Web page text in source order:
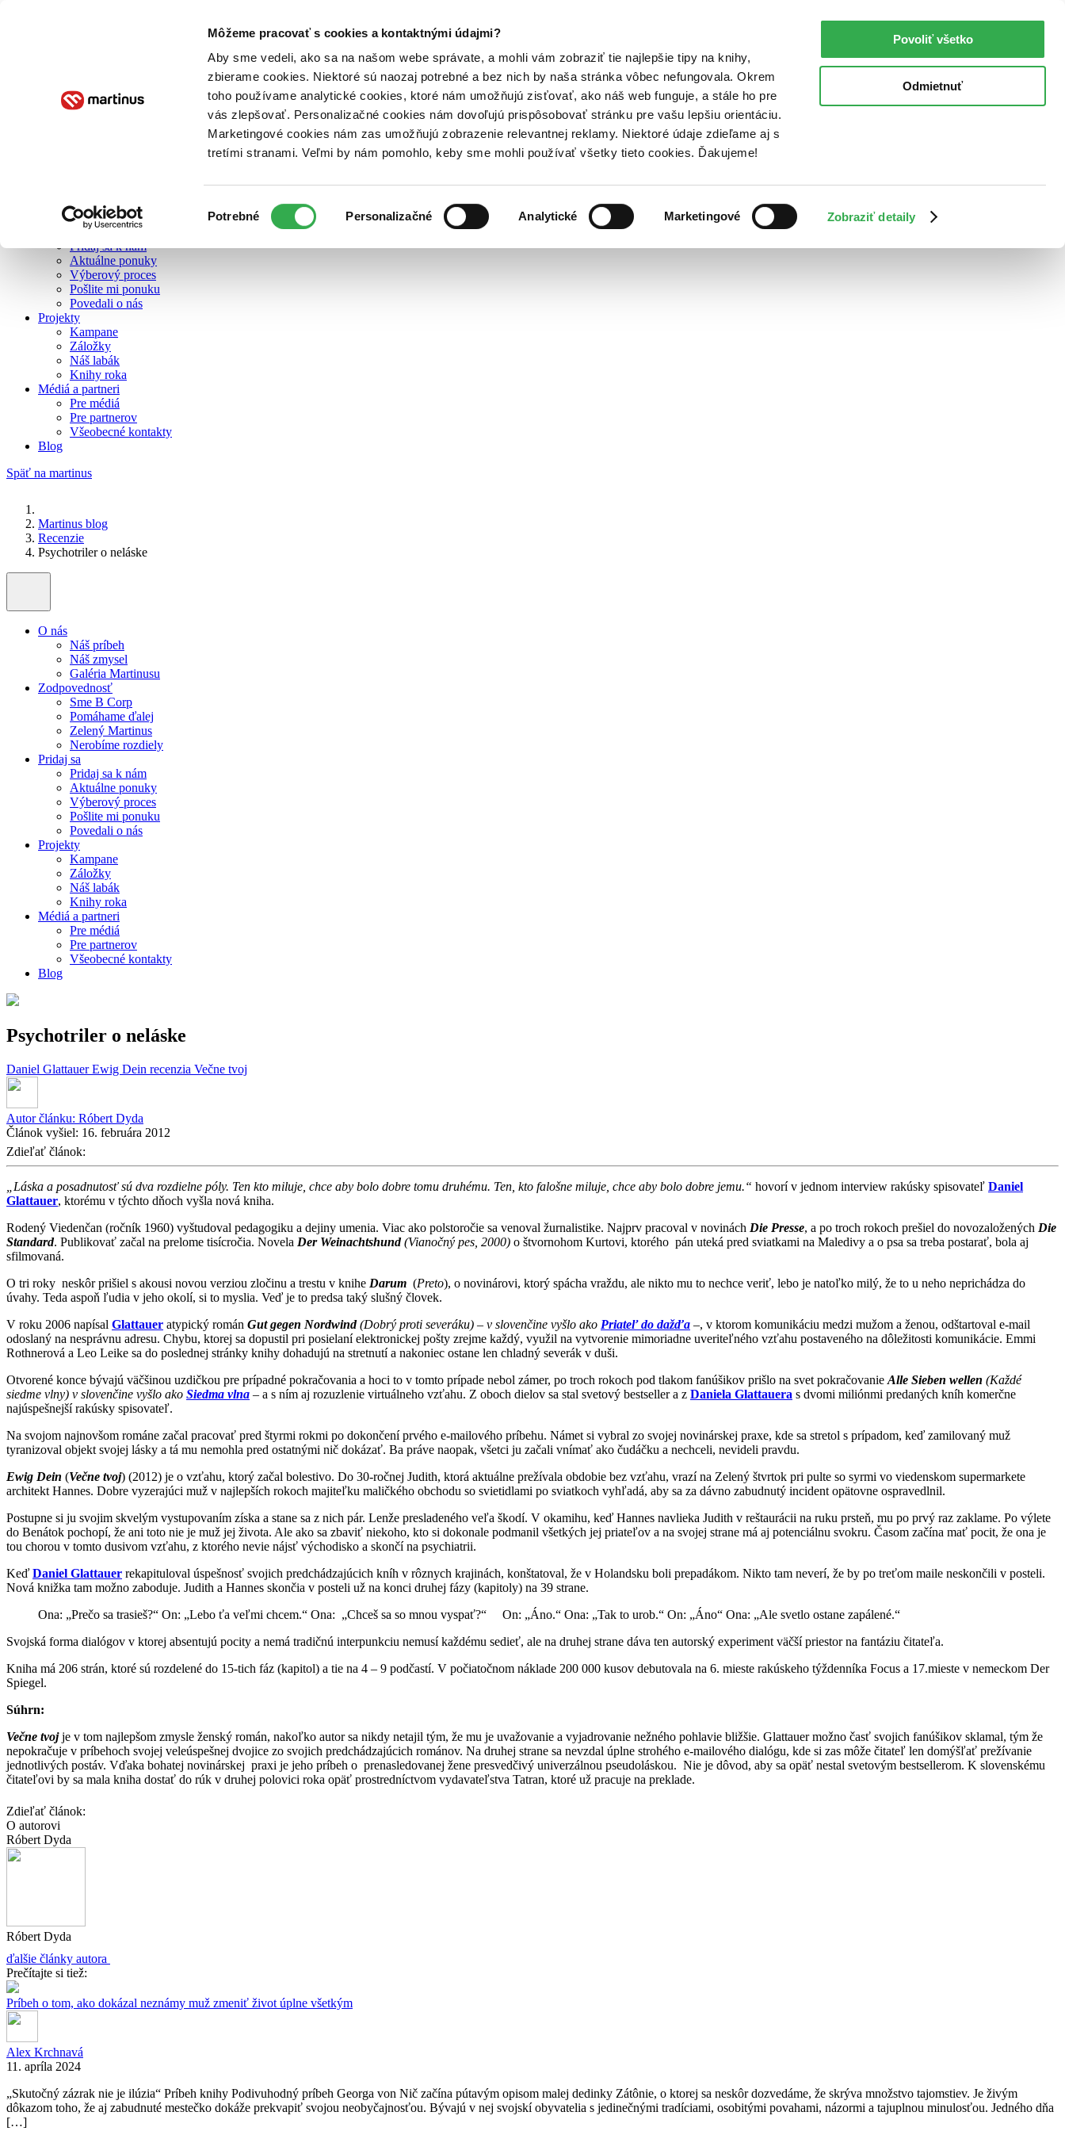
Môžeme pracovať s cookies a kontaktnými údajmi?
Aby sme vedeli, ako sa na našom webe správate, a mohli vám zobraziť tie najlepšie tipy na knihy,
zbierame cookies. Niektoré sú naozaj potrebné a bez nich by naša stránka vôbec nefungovala. Okrem
toho používame analytické cookies, ktoré nám umožňujú zisťovať, ako náš web funguje, a stále ho pre
vás zlepšovať. Personalizačné cookies nám dovoľujú prispôsobovať stránku pre vašu lepšiu orientáciu.
Marketingové cookies nám zas umožňujú zobrazenie relevantnej reklamy. Niektoré údaje zdieľame aj s
tretími stranami. Veľmi by nám pomohlo, keby sme mohli používať všetky tieto cookies. Ďakujeme!
súhlasu
Potrebné Personalizačné Analytické Marketingové Zobraziť detaily
Povoliť všetko
Odmietnuť
O nás
Zelený Martinus
Nerobíme rozdiely
Pridaj sa k nám
Aktuálne ponuky
Výberový proces
Pošlite mi ponuku
Povedali o nás
Projekty
Kampane
Záložky
Náš labák
Knihy roka
Médiá a partneri
Pre médiá
Pre partnerov
Všeobecné kontakty
Blog
Späť na martinus
Martinus blog
Recenzie
Psychotriler o neláske
O nás
Náš príbeh
Náš zmysel
Galéria Martinusu
Zodpovednosť
Sme B Corp
Pomáhame ďalej
Zelený Martinus
Nerobíme rozdiely
Pridaj sa
Pridaj sa k nám
Aktuálne ponuky
Výberový proces
Pošlite mi ponuku
Povedali o nás
Projekty
Kampane
Záložky
Náš labák
Knihy roka
Médiá a partneri
Pre médiá
Pre partnerov
Všeobecné kontakty
Blog
Psychotriler o neláske
Daniel GlattauerEwig Dein recenzia Večne tvoj
Autor článku: Róbert Dyda
Článok vyšiel: 16. februára 2012
Zdieľať článok:
„Láska a posadnutosť sú dva rozdielne póly. Ten kto miluje, chce aby bolo dobre tomu druhému. Ten, kto falošne miluje, chce aby bolo dobre jemu.“ hovorí v jednom interview rakúsky spisovateľ Daniel
Glattauer, ktorému v týchto dňoch vyšla nová kniha.
Rodený Viedenčan (ročník 1960) vyštudoval pedagogiku a dejiny umenia. Viac ako polstoročie sa venoval žurnalistike. Najprv pracoval v novinách Die Presse, a po troch rokoch prešiel do novozaložených Die
Standard. Publikovať začal na prelome tisícročia. Novela Der Weinachtshund(Vianočný pes, 2000) o štvornohom Kurtovi, ktorého pán uteká pred sviatkami na Maledivy a o psa sa treba postarať, bola aj
sfilmovaná.
O tri roky neskôr prišiel s akousi novou verziou zločinu a trestu v knihe Darum (Preto), o novinárovi, ktorý spácha vraždu, ale nikto mu to nechce veriť, lebo je natoľko milý, že to u neho neprichádza do
úvahy. Teda aspoň ľudia v jeho okolí, si to myslia. Veď je to predsa taký slušný človek.
V roku 2006 napísal Glattauer atypický román Gut gegen Nordwind (Dobrý proti severáku) – v slovenčine vyšlo ako Priateľ do dažďa –, v ktorom komunikáciu medzi mužom a ženou, odštartoval e-mail
odoslaný na nesprávnu adresu. Chybu, ktorej sa dopustil pri posielaní elektronickej pošty zrejme každý, využil na vytvorenie mimoriadne uveriteľného vzťahu postaveného na dôležitosti komunikácie. Emmi
Rothnerová a Leo Leike sa do poslednej stránky knihy dohadujú na stretnutí a nakoniec ostane len chladný severák v duši.
Otvorené konce bývajú väčšinou uzdičkou pre prípadné pokračovania a hoci to v tomto prípade nebol zámer, po troch rokoch pod tlakom fanúšikov prišlo na svet pokračovanie Alle Sieben wellen (Každé
siedme vlny) v slovenčine vyšlo ako Siedma vlna – a s ním aj rozuzlenie virtuálneho vzťahu. Z oboch dielov sa stal svetový bestseller a z Daniela Glattauera s dvomi miliónmi predaných kníh komerčne
najúspešnejší rakúsky spisovateľ.
Na svojom najnovšom románe začal pracovať pred štyrmi rokmi po dokončení prvého e-mailového príbehu. Námet si vybral zo svojej novinárskej praxe, kde sa stretol s prípadom, keď zamilovaný muž
tyranizoval objekt svojej lásky a tá mu nemohla pred ostatnými nič dokázať. Ba práve naopak, všetci ju začali vnímať ako čudáčku a nechceli, nevideli pravdu.
Ewig Dein (Večne tvoj) (2012) je o vzťahu, ktorý začal bolestivo. Do 30-ročnej Judith, ktorá aktuálne prežívala obdobie bez vzťahu, vrazí na Zelený štvrtok pri pulte so syrmi vo viedenskom supermarkete
architekt Hannes. Dobre vyzerajúci muž v najlepších rokoch majiteľku maličkého obchodu so svietidlami po sviatkoch vyhľadá, aby sa za dávno zabudnutý incident opätovne ospravedlnil.
Postupne si ju svojim skvelým vystupovaním získa a stane sa z nich pár. Lenže presladeného veľa škodí. V okamihu, keď Hannes navlieka Judith v reštaurácii na ruku prsteň, mu po prvý raz zaklame. Po výlete
do Benátok pochopí, že ani toto nie je muž jej života. Ale ako sa zbaviť niekoho, kto si dokonale podmanil všetkých jej priateľov a na svojej strane má aj potenciálnu svokru. Časom začína mať pocit, že ona je
tou chorou v tomto dusivom vzťahu, z ktorého nevie nájsť východisko a skončí na psychiatrii.
Keď Daniel Glattauer rekapituloval úspešnosť svojich predchádzajúcich kníh v rôznych krajinách, konštatoval, že v Holandsku boli prepadákom. Nikto tam neverí, že by po treťom maile neskončili v posteli.
Nová knižka tam možno zaboduje. Judith a Hannes skončia v posteli už na konci druhej fázy (kapitoly) na 39 strane.
Ona: „Prečo sa trasieš?“ On: „Lebo ťa veľmi chcem.“ Ona: „Chceš sa so mnou vyspať?“ On: „Áno.“ Ona: „Tak to urob.“ On: „Áno“ Ona: „Ale svetlo ostane zapálené.“
Svojská forma dialógov v ktorej absentujú pocity a nemá tradičnú interpunkciu nemusí každému sedieť, ale na druhej strane dáva ten autorský experiment väčší priestor na fantáziu čitateľa.
Kniha má 206 strán, ktoré sú rozdelené do 15-tich fáz (kapitol) a tie na 4 – 9 podčastí. V počiatočnom náklade 200 000 kusov debutovala na 6. mieste rakúskeho týždenníka Focus a 17.mieste v nemeckom Der
Spiegel.
Súhrn:
Večne tvojje v tom najlepšom zmysle ženský román, nakoľko autor sa nikdy netajil tým, že mu je uvažovanie a vyjadrovanie nežného pohlavie bližšie. Glattauer možno časť svojich fanúšikov sklamal, tým že
nepokračuje v príbehoch svojej veleúspešnej dvojice zo svojich predchádzajúcich románov. Na druhej strane sa nevzdal úplne strohého e-mailového dialógu, kde si zas môže čitateľ len domýšľať prežívanie
jednotlivých postáv. Vďaka bohatej novinárskej praxi je jeho príbeh o prenasledovanej žene presvedčivý univerzálnou pseudoláskou. Nie je dôvod, aby sa opäť nestal svetovým bestsellerom. K slovenskému
čitateľovi by sa mala kniha dostať do rúk v druhej polovici roka opäť prostredníctvom vydavateľstva Tatran, ktoré už pracuje na preklade.
Zdieľať článok:
O autorovi
Róbert Dyda
Róbert Dyda
ďalšie články autora
Prečítajte si tiež:
Príbeh o tom, ako dokázal neznámy muž zmeniť život úplne všetkým
Alex Krchnavá
11. apríla 2024
„Skutočný zázrak nie je ilúzia“ Príbeh knihy Podivuhodný príbeh Georga von Nič začína pútavým opisom malej dedinky Zátônie, o ktorej sa neskôr dozvedáme, že skrýva množstvo tajomstiev. Je živým
dôkazom toho, že aj zabudnuté mestečko dokáže prekvapiť svojou neobyčajnosťou. Bývajú v nej svojskí obyvatelia s jedinečnými tradíciami, osobitými povahami, názormi a tajuplnou minulosťou. Jedného dňa
[…]